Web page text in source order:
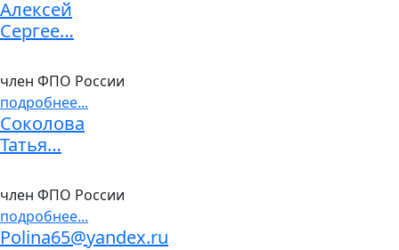
Алексей
Сергее…
член ФПО России
подробнее...
Соколова
Татья…
член ФПО России
подробнее...
Polina65@yandex.ru